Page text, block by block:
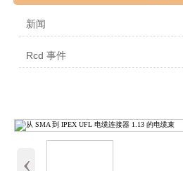
新闻
Rcd 事件
‹